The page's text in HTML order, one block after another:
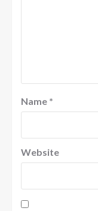
Name *
Website